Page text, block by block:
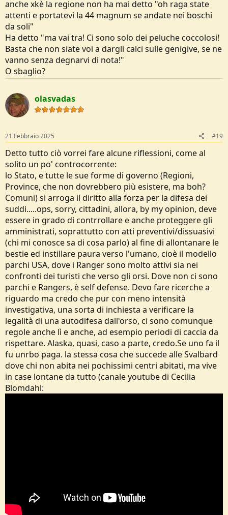
anche xkè la regione non ha mai detto "oh raga state
attenti e portatevi la 44 magnum se andate nei boschi
da soli"
Ha detto "ma vai tra! Ci sono solo dei peluche coccolosi!
Basta che non siate voi a dargli calci sulle genigive, se ne
vanno senza degnarvi di nota!"
O sbaglio?
olasvadas
21 Febbraio 2025 #19
Detto tutto ciò vorrei fare alcune riflessioni, come al
solito un po' controcorrente:
lo Stato, e tutte le sue forme di governo (Regioni,
Province, che non dovrebbero più esistere, ma boh?
Comuni) si arroga il diritto alla forza per la difesa dei
suddi.....ops, sorry, cittadini, allora, by my opinion, deve
essere in grado di contrrollare e anche proteggere gli
amministrati, soprattutto con atti preventivi/dissuasivi
(chi mi conosce sa di cosa parlo) al fine di allontanare le
bestie ed instillare paura verso l'umano, cioè il modello
parchi USA, dove i Ranger sono molto attivi sia nei
confronti dei turisti che verso gli orsi. Dove non ci sono
parchi e Rangers, è self defense. Devo fare ricerche a
riguardo ma credo che pur con meno intensità
investigativa, una sorta di inchiesta a verificare la
legalità di una autodifesa dall'orso, ci sono comunque
regole anche lì e anche, ad esempio periodi di caccia da
rispettare. Alaska, quasi, caso a parte, credo.Se uno fa il
fu unrbo paga. la stessa cosa che succede alle Svalbard
dove chi non abita nei pochissimi centri abitati, ma vive
in case lontane da tutto (canale youtube di Cecilia
Blomdahl: